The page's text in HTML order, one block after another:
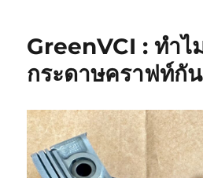
GreenVCI : ทำไ
กระดาษคราฟท์กั